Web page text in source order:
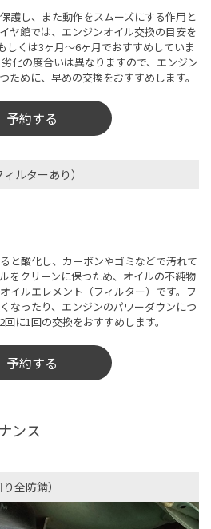
護し、また動作をスムーズにする作用と
ヤ館では、エンジンオイル交換の目安を
しくは3ヶ月〜6ヶ月でおすすめしていま
化の度合いは異なりますので、エンジン
ために、早めの交換をおすすめします。
予約する
ルターあり）​
と酸化し、カーボンやゴミなどで汚れて
をクリーンに保つため、オイルの不純物
イルエレメント（フィルター）です。フ
なったり、エンジンのパワーダウンにつ
に1回の交換をおすすめします。
予約する
ンス
全防錆）​